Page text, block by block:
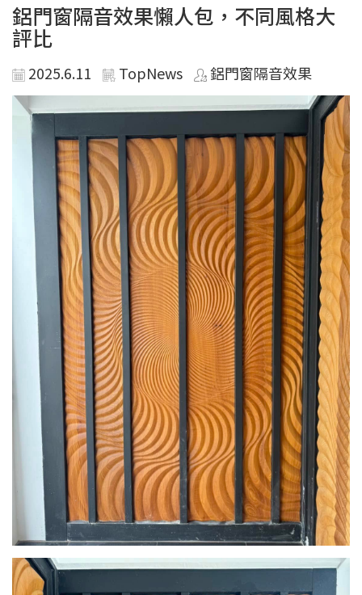
鋁門窗隔音效果懶人包，不同風格大
評比
2025.6.11 TopNews 鋁門窗隔音效果